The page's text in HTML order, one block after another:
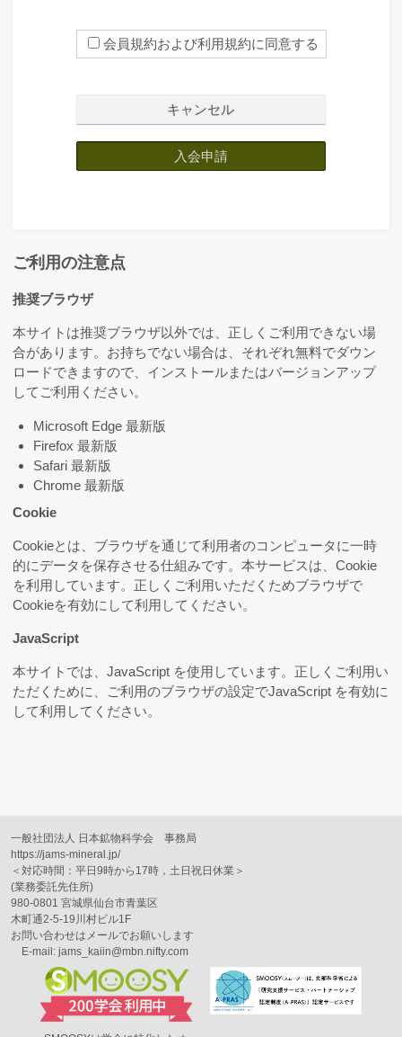
会員規約および利用規約に同意する
キャンセル
入会申請
ご利用の注意点
推奨ブラウザ
本サイトは推奨ブラウザ以外では、正しくご利用できない場
合があります。お持ちでない場合は、それぞれ無料でダウン
ロードできますので、インストールまたはバージョンアップ
してご利用ください。
Microsoft Edge 最新版
Firefox 最新版
Safari 最新版
Chrome 最新版
Cookie
Cookieとは、ブラウザを通じて利用者のコンピュータに一時
的にデータを保存させる仕組みです。本サービスは、Cookie
を利用しています。正しくご利用いただくためブラウザで
Cookieを有効にして利用してください。
JavaScript
本サイトでは、JavaScript を使用しています。正しくご利用い
ただくために、ご利用のブラウザの設定でJavaScript を有効に
して利用してください。
一般社団法人 日本鉱物科学会 事務局
https://jams-mineral.jp/
＜対応時間：平日9時から17時，土日祝日休業＞
(業務委託先住所)
980-0801 宮城県仙台市青葉区
木町通2-5-19川村ビル1F
お問い合わせはメールでお願いします
E-mail: jams_kaiin@mbn.nifty.com